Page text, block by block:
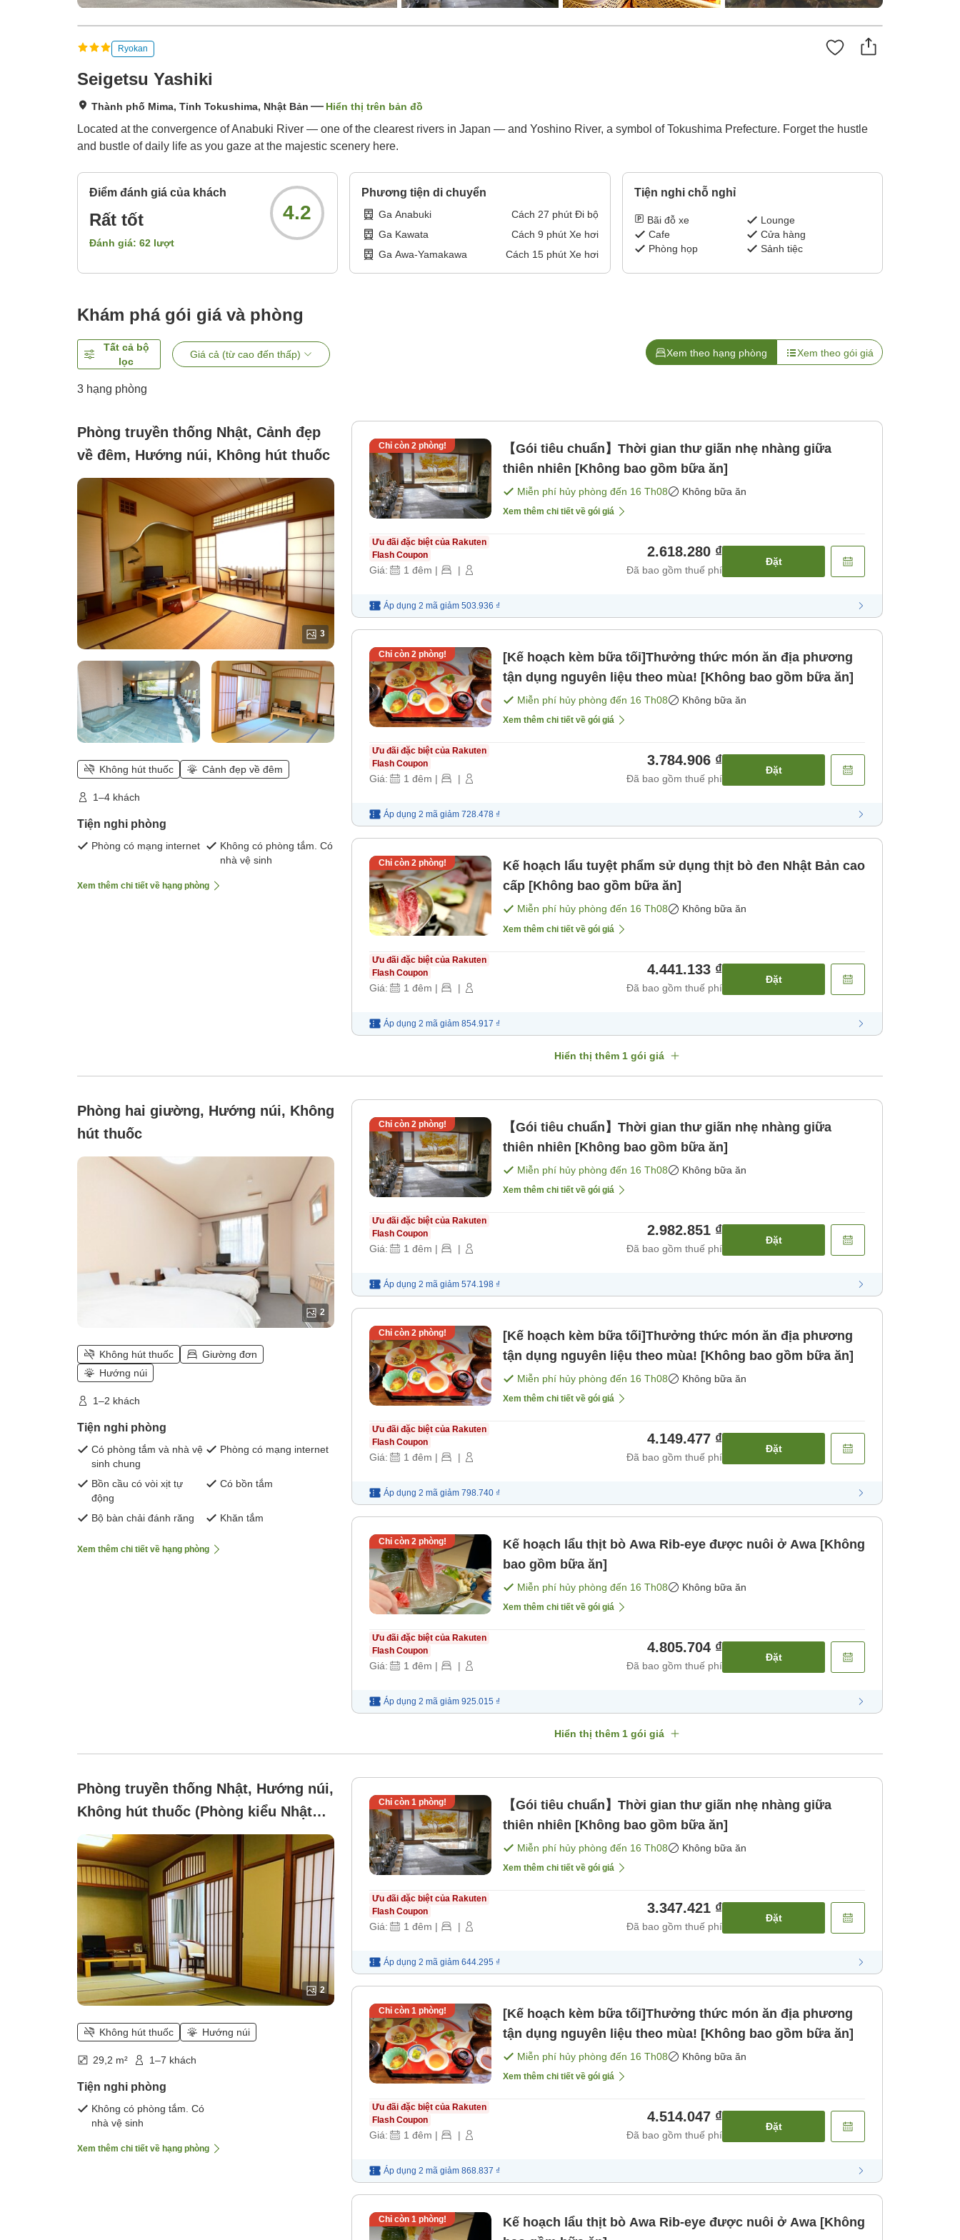
Ryokan
Seigetsu Yashiki
Thành phố Mima, Tỉnh Tokushima, Nhật Bản Hiển thị trên bản đồ
Located at the convergence of Anabuki River — one of the clearest rivers in Japan — and Yoshino River, a symbol of Tokushima Prefecture. Forget the hustle
and bustle of daily life as you gaze at the majestic scenery here.
Điểm đánh giá của khách
Rất tốt
Đánh giá: 62 lượt
4.2
Phương tiện di chuyển
Ga Anabuki Cách 27 phút Đi bộ
Ga Kawata
Cách 9 phút Xe hơi
Ga Awa-Yamakawa
Cách 15phút Xe hơi
Tiện nghi chỗ nghỉ
Bãi đỗ xe
Lounge
Cafe
Cửa hàng
Phòng họp
Sảnh tiệc
Khám phá gói giá và phòng
Tất cả bộ
lọc
Giá cả (từ cao đến thấp) Xem theo hạng phòng Xem theo gói giá
3 hạng phòng
Phòng truyền thống Nhật, Cảnh đẹp
về đêm, Hướng núi, Không hút thuốc
3
Không hút thuốc Cảnh đẹp về đêm
1–4 khách
Tiện nghi phòng
Phòng có mạng internet
Không có phòng tắm. Có
nhà vệ sinh
Xem thêm chi tiết về hạng phòng
Chỉ còn 2phòng!
【Gói tiêu chuẩn】Thời gian thư giãn nhẹ nhàng giữa
thiên nhiên [Không bao gồm bữa ăn]
Miễn phí hủy phòng đến 16 Th08 Không bữa ăn
Xem thêm chi tiết về gói giá
Ưu đãi đặc biệt của Rakuten
Flash Coupon
Giá: 1 đêm | |
2.618.280 ₫
Đã bao gồm thuế phí
Đặt
Áp dụng 2 mã giảm 503.936 ₫
Chỉ còn 2phòng!
[Kế hoạch kèm bữa tối]Thưởng thức món ăn địa phương
tận dụng nguyên liệu theo mùa! [Không bao gồm bữa ăn]
Miễn phí hủy phòng đến 16 Th08 Không bữa ăn
Xem thêm chi tiết về gói giá
Ưu đãi đặc biệt của Rakuten
Flash Coupon
Giá: 1 đêm | |
3.784.906 ₫
Đã bao gồm thuế phí
Đặt
Áp dụng 2 mã giảm 728.478 ₫
Chỉ còn 2phòng!
Kế hoạch lẩu tuyệt phẩm sử dụng thịt bò đen Nhật Bản cao
cấp [Không bao gồm bữa ăn]
Miễn phí hủy phòng đến 16 Th08 Không bữa ăn
Xem thêm chi tiết về gói giá
Ưu đãi đặc biệt của Rakuten
Flash Coupon
Giá: 1 đêm | |
4.441.133 ₫
Đã bao gồm thuế phí
Đặt
Áp dụng 2 mã giảm 854.917 ₫
Hiển thị thêm 1 gói giá
Phòng hai giường, Hướng núi, Không
hút thuốc
2
Không hút thuốc
Giường đơn
Hướng núi
1–2 khách
Tiện nghi phòng
Có phòng tắm và nhà vệ
sinh chung
Phòng có mạng internet
Bồn cầu có vòi xịt tự
động
Có bồn tắm
Bộ bàn chải đánh răng Khăn tắm
Xem thêm chi tiết về hạng phòng
Chỉ còn 2 phòng!
【Gói tiêu chuẩn】Thời gian thư giãn nhẹ nhàng giữa
thiên nhiên [Không bao gồm bữa ăn]
Miễn phí hủy phòng đến 16 Th08 Không bữa ăn
Xem thêm chi tiết về gói giá
Ưu đãi đặc biệt của Rakuten
Flash Coupon
Giá: 1 đêm | |
2.982.851 ₫
Đã bao gồm thuế phí
Đặt
Áp dụng 2 mã giảm 574.198 ₫
Chỉ còn 2 phòng!
[Kế hoạch kèm bữa tối]Thưởng thức món ăn địa phương
tận dụng nguyên liệu theo mùa! [Không bao gồm bữa ăn]
Miễn phí hủy phòng đến 16 Th08 Không bữa ăn
Xem thêm chi tiết về gói giá
Ưu đãi đặc biệt của Rakuten
Flash Coupon
Giá: 1 đêm | |
4.149.477 ₫
Đã bao gồm thuế phí
Đặt
Áp dụng 2 mã giảm 798.740 ₫
Chỉ còn 2 phòng!
Kế hoạch lẩu thịt bò Awa Rib-eye được nuôi ở Awa [Không
bao gồm bữa ăn]
Miễn phí hủy phòng đến 16 Th08 Không bữa ăn
Xem thêm chi tiết về gói giá
Ưu đãi đặc biệt của Rakuten
Flash Coupon
Giá: 1 đêm | |
4.805.704 ₫
Đã bao gồm thuế phí
Đặt
Áp dụng 2 mã giảm 925.015 ₫
Hiển thị thêm 1 gói giá
Phòng truyền thống Nhật, Hướng núi,
Không hút thuốc (Phòng kiểu Nhật
lớn)
2
Không hút thuốc Hướng núi
29,2 m² 1–7 khách
Tiện nghi phòng
Không có phòng tắm. Có
nhà vệ sinh
Xem thêm chi tiết về hạng phòng
Chỉ còn 1 phòng!
【Gói tiêu chuẩn】Thời gian thư giãn nhẹ nhàng giữa
thiên nhiên [Không bao gồm bữa ăn]
Miễn phí hủy phòng đến 16 Th08 Không bữa ăn
Xem thêm chi tiết về gói giá
Ưu đãi đặc biệt của Rakuten
Flash Coupon
Giá: 1 đêm | |
3.347.421 ₫
Đã bao gồm thuế phí
Đặt
Áp dụng 2 mã giảm 644.295 ₫
Chỉ còn 1 phòng!
[Kế hoạch kèm bữa tối]Thưởng thức món ăn địa phương
tận dụng nguyên liệu theo mùa! [Không bao gồm bữa ăn]
Miễn phí hủy phòng đến 16 Th08 Không bữa ăn
Xem thêm chi tiết về gói giá
Ưu đãi đặc biệt của Rakuten
Flash Coupon
Giá: 1 đêm | |
4.514.047 ₫
Đã bao gồm thuế phí
Đặt
Áp dụng 2 mã giảm 868.837 ₫
Chỉ còn 1 phòng!
Kế hoạch lẩu thịt bò Awa Rib-eye được nuôi ở Awa [Không